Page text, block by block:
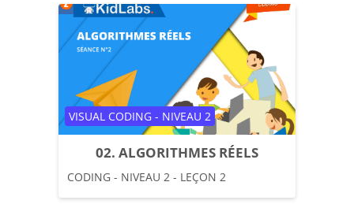
02. ALGORITHMES RÉELS
Catégorie de cours
VISUAL CODING - NIVEAU 2
CODING - NIVEAU 2 - LEÇON 2